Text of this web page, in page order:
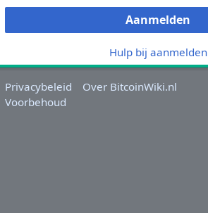
Aanmelden
Hulp bij aanmelden
Privacybeleid
Over BitcoinWiki.nl
Voorbehoud